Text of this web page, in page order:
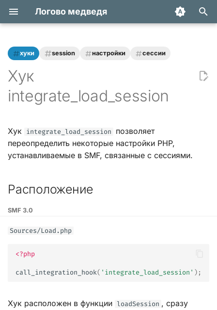
Логово медведя
н
и
и
а
ц
Трюки и уроки
Обзоры
Переводы
Назначение
хуки session настройки сессии
Хук
integrate_load_session
Хук integrate_load_session
позволяет
переопределить некоторые настройки PHP,
устанавливаемые в SMF, связанные с сессиями.
Расположение
SMF 3.0
Sources/Load.php
<?php
call_integration_hook( 'integrate_load_session' );
Хук расположен в функции loadSession , сразу